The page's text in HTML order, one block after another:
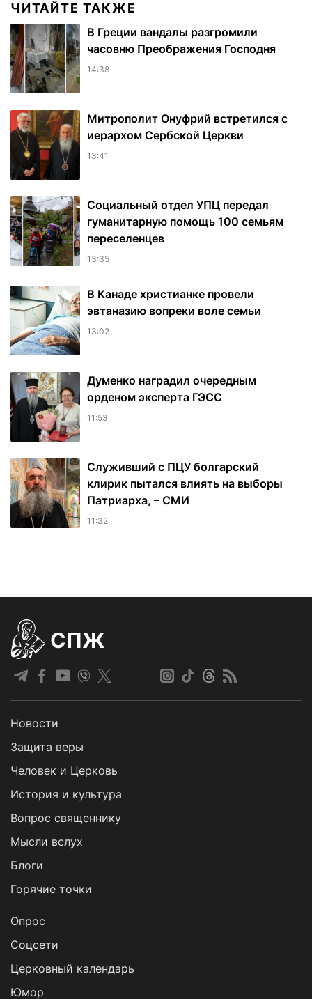
ЧИТАЙТЕ ТАКЖЕ
В Греции вандалы разгромили
часовню Преображения Господня
14:38
Митрополит Онуфрий встретился с
иерархом Сербской Церкви
13:41
Социальный отдел УПЦ передал
гуманитарную помощь 100 семьям
переселенцев
13:35
В Канаде христианке провели
эвтаназию вопреки воле семьи
13:02
Думенко наградил очередным
орденом эксперта ГЭСС
11:53
Служивший с ПЦУ болгарский
клирик пытался влиять на выборы
Патриарха, – СМИ
11:32
СПЖ
Новости
Защита веры
Человек и Церковь
История и культура
Вопрос священнику
Мысли вслух
Блоги
Горячие точки
Опрос
Cоцсети
Церковный календарь
Юмор